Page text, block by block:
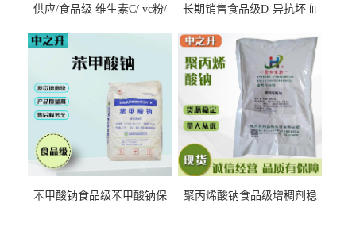
供应/食品级 维生素C/ vc粉/
长期销售食品级D-异抗坏血
苯甲酸钠食品级苯甲酸钠保
聚丙烯酸钠食品级增稠剂稳